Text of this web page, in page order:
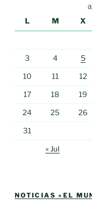
L
M X
3 4 5
10 11 12
17 18 19
24 25 26
31
« Jul
NOTICIAS «EL